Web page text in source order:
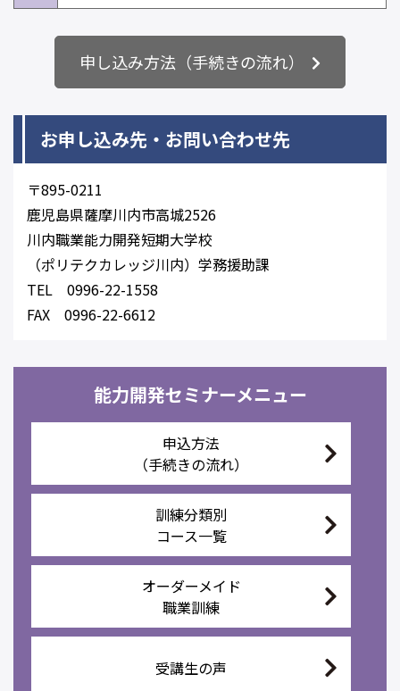
申し込み方法（手続きの流れ）
お申し込み先・お問い合わせ先
〒895-0211
鹿児島県薩摩川内市高城2526
川内職業能力開発短期大学校
（ポリテクカレッジ川内）学務援助課
TEL 0996-22-1558
FAX 0996-22-6612
能力開発セミナーメニュー
申込方法
（手続きの流れ）
訓練分類別
コース一覧
オーダーメイド
職業訓練
受講生の声